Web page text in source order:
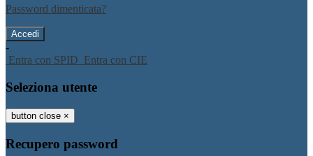
Password dimenticata?
-
Entra con SPID Entra con CIE
Seleziona utente
button close ×
Recupero password